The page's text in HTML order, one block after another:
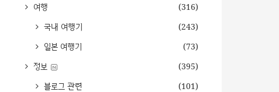
여행
(316)
국내 여행기
(243)
일본 여행기
(73)
정보
(395)
블로그 관련
(101)